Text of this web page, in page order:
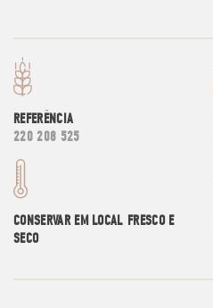
REFERÊNCIA
220 208 525
CONSERVAR EM LOCAL FRESCO E
SECO